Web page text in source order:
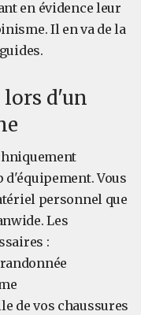
en évidence leur
Il en va de la
d'un
d'équipement. Vous
personnel que
Les
:
de vos chaussures